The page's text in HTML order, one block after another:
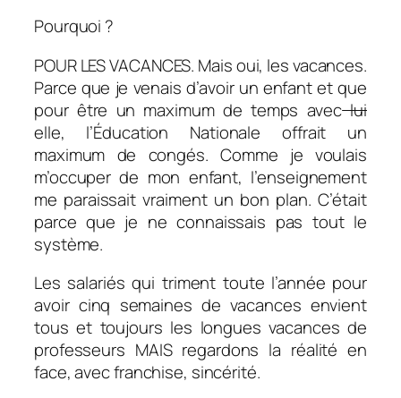
Pourquoi ?
POUR LES VACANCES. Mais oui, les vacances.
Parce que je venais d’avoir un enfant et que
pour être un maximum de temps aveclui
elle, l’Éducation Nationale offrait un
maximum de congés. Comme je voulais
m’occuper de mon enfant, l’enseignement
me paraissait vraiment un bon plan. C’était
parce que je ne connaissais pas tout le
système.
Les salariés qui triment toute l’année pour
avoir cinq semaines de vacances envient
tous et toujours les longues vacances de
professeurs MAIS regardons la réalité en
face, avec franchise, sincérité.